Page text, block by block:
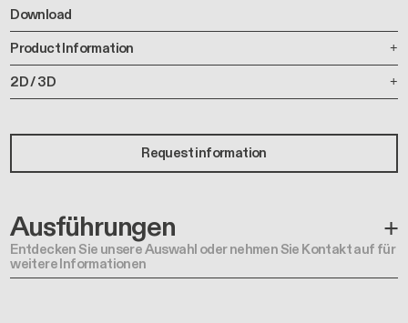
Request information
Ausführungen
Entdecken Sie unsere Auswahl oder nehmen Sie Kontakt auf für
weitere Informationen